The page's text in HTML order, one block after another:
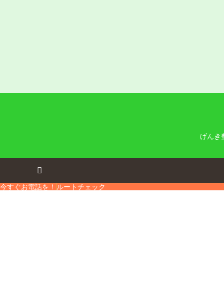
げんき
今すぐお電話を！ ルートチェック